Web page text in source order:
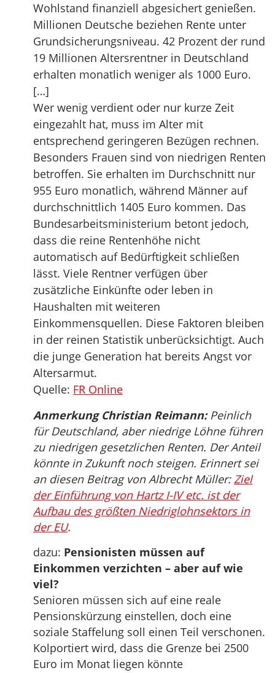
Wohlstand finanziell abgesichert genießen.
Millionen Deutsche beziehen Rente unter
Grundsicherungsniveau. 42 Prozent der rund
19 Millionen Altersrentner in Deutschland
erhalten monatlich weniger als 1000 Euro.
[…]
Wer wenig verdient oder nur kurze Zeit
eingezahlt hat, muss im Alter mit
entsprechend geringeren Bezügen rechnen.
Besonders Frauen sind von niedrigen Renten
betroffen. Sie erhalten im Durchschnitt nur
955 Euro monatlich, während Männer auf
durchschnittlich 1405 Euro kommen. Das
Bundesarbeitsministerium betont jedoch,
dass die reine Rentenhöhe nicht
automatisch auf Bedürftigkeit schließen
lässt. Viele Rentner verfügen über
zusätzliche Einkünfte oder leben in
Haushalten mit weiteren
Einkommensquellen. Diese Faktoren bleiben
in der reinen Statistik unberücksichtigt. Auch
die junge Generation hat bereits Angst vor
Altersarmut.
Quelle: FR Online
Anmerkung Christian Reimann:Peinlich
für Deutschland, aber niedrige Löhne führen
zu niedrigen gesetzlichen Renten. Der Anteil
könnte in Zukunft noch steigen. Erinnert sei
an diesen Beitrag von Albrecht Müller:Ziel
der Einführung von Hartz I-IV etc. ist der
Aufbau des größten Niedriglohnsektors in
der EU.
dazu: Pensionisten müssen auf
Einkommen verzichten – aber auf wie
viel?
Senioren müssen sich auf eine reale
Pensionskürzung einstellen, doch eine
soziale Staffelung soll einen Teil verschonen.
Kolportiert wird, dass die Grenze bei 2500
Euro im Monat liegen könnte